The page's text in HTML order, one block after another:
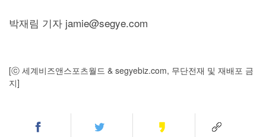
박재림 기자 jamie@segye.com
[ⓒ 세계비즈앤스포츠월드 & segyebiz.com, 무단전재 및 재배포 금
지]